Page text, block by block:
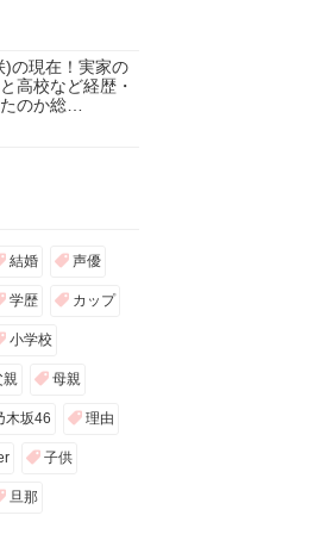
)の現在！実家の
高校など経歴・
のか総…
結婚 声優
学歴 カップ
小学校
親 母親
木坂46 理由
子供
旦那